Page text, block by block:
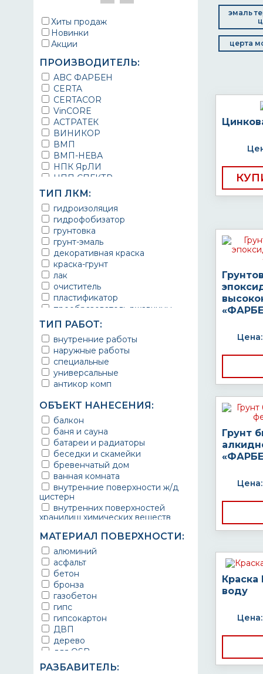
Хиты продаж
Новинки
Акции
ПРОИЗВОДИТЕЛЬ:
ABC ФАРБЕН
CERTA
CERTACOR
VinCORE
АСТРАТЕК
ВИНИКОР
ВМП
ВМП-НЕВА
НПК ЯрЛИ
НПП СПЕКТР
НПФ ЭМАЛЬ
ТЕРМА
УРЕПЛЕН
ТИП ЛКМ:
гидроизоляция
гидрофобизатор
грунтовка
грунт-эмаль
декоративная краска
краска-грунт
лак
очиститель
пластификатор
преобразователь ржавчины
эмаль
Краска
Покрытие
грунт эмаль
защитное покрытие
ТИП РАБОТ:
внутренние работы
наружные работы
специальные
универсальные
антикор комп
ОБЪЕКТ НАНЕСЕНИЯ:
балкон
баня и сауна
батареи и радиаторы
беседки и скамейки
бревенчатый дом
ванная комната
внутренние поверхности ж/д
цистерн
внутренних поверхностей
хранилищ химических веществ
ворота
выхлопные системы
автомобилей
газопроводы
гараж
гидротехнические сооружения
городской транспорт
грузовые вагоны
двери металлические
детали двигателей
детали машин
для автомобилей
МАТЕРИАЛ ПОВЕРХНОСТИ:
алюминий
асфальт
бетон
бронза
газобетон
гипс
гипсокартон
ДВП
дерево
для OSB
для бетона
РАЗБАВИТЕЛЬ:
эмаль
церта
Цена:
Грунт
Цена:
воду
Цена: